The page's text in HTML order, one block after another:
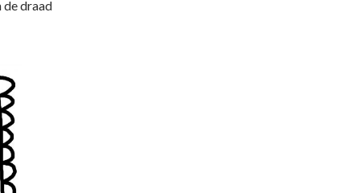
de draad